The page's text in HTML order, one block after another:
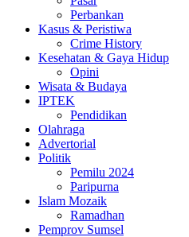
Perbankan
Kasus & Peristiwa
Crime History
Kesehatan & Gaya Hidup
Opini
Wisata & Budaya
IPTEK
Pendidikan
Olahraga
Advertorial
Politik
Pemilu 2024
Paripurna
Islam Mozaik
Ramadhan
Pemprov Sumsel